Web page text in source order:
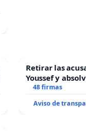
Retirar las
Youssef y
48 firmas
Aviso de